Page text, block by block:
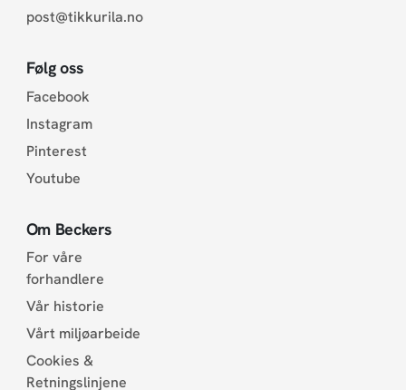
post@tikkurila.no
Følg oss
Facebook
Instagram
Pinterest
Youtube
Om Beckers
For våre
forhandlere
Vår historie
Vårt miljøarbeide
Cookies &
Retningslinjene